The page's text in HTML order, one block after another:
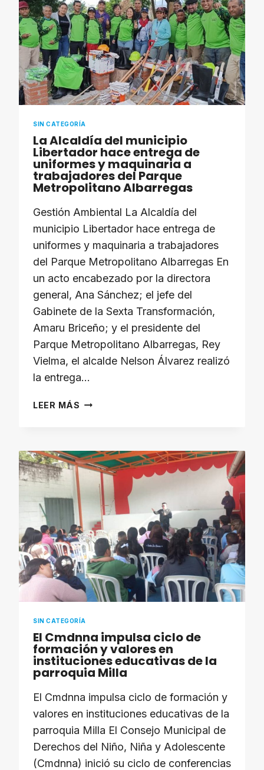
SIN CATEGORÍA
La Alcaldía del municipio
Libertador hace entrega de
uniformes y maquinaria a
trabajadores del Parque
Metropolitano Albarregas
Gestión Ambiental La Alcaldía del
municipio Libertador hace entrega de
uniformes y maquinaria a trabajadores
del Parque Metropolitano Albarregas En
un acto encabezado por la directora
general, Ana Sánchez; el jefe del
Gabinete de la Sexta Transformación,
Amaru Briceño; y el presidente del
Parque Metropolitano Albarregas, Rey
Vielma, el alcalde Nelson Álvarez realizó
la entrega…
LEER MÁS LA
LIBERTADOR
HACE
ENTREGA
DE
UNIFORMES
Y
MAQUINARIA
A
TRABAJADORES
DEL
PARQUE
ALBARREGAS
SIN CATEGORÍA
El Cmdnna impulsa ciclo de
formación y valores en
instituciones educativas de la
parroquia Milla
El Cmdnna impulsa ciclo de formación y
valores en instituciones educativas de la
parroquia Milla El Consejo Municipal de
Derechos del Niño, Niña y Adolescente
(Cmdnna) inició su ciclo de conferencias